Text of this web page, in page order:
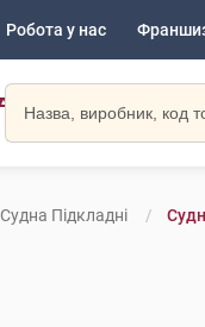
Робота у нас
Судна Підкладні